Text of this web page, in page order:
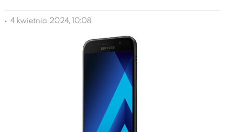
4 kwietnia 2024, 10:08